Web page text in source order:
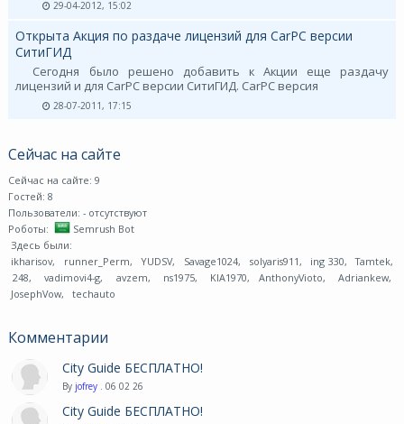
29-04-2012, 15:02
Открыта Акция по раздаче лицензий для CarPC версии
СитиГИД
Сегодня было решено добавить к Акции еще раздачу
лицензий и для CarPC версии СитиГИД. CarPC версия
28-07-2011, 17:15
Сейчас на сайте
Сейчас на сайте: 9
Гостей: 8
Пользователи: - отсутствуют
Роботы:
Semrush Bot
Здесь были:
ikharisov, runner_Perm, YUDSV, Savage1024, solyaris911 , ing 330, Tamtek,
248, vadimovi4-g, avzem, ns1975, KIA1970, AnthonyVioto, Adriankew,
JosephVow, techauto
Комментарии
City Guide БЕСПЛАТНО!
By jofrey . 06 02 26
City Guide БЕСПЛАТНО!